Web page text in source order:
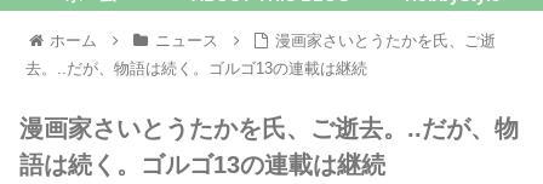
ホーム ニュース
漫画家さいとうたかを氏、ご逝
去。..だが、物語は続く。ゴルゴ13の連載は継続
漫画家さいとうたかを氏、ご逝去。..だが、物
語は続く。ゴルゴ13の連載は継続